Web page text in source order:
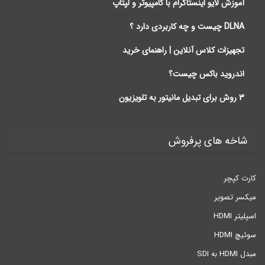
آموزش لایو اینستاگرام با کامپیوتر و لپتاپ
DLNA چیست و چه کاربردی دارد ؟
تجهیزات کلاس آنلاین | راهنمای خرید
اندروید باکس چیست؟
3 روش برای تبدیل مانیتور به تلویزیون
شاخه های پرفروش
کارت کپچر
میکسر تصویر
اسپلیتر HDMI
سوئیچ HDMI
مبدل HDMI به SDI